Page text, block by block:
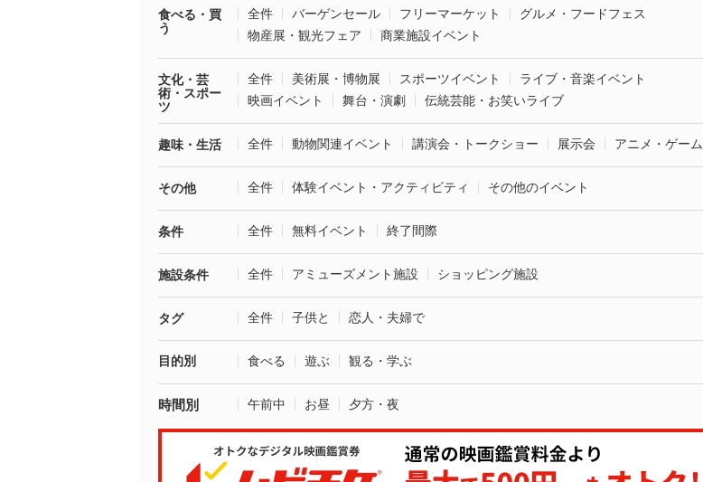
食べる・買
う
全件 バーゲンセール フリーマーケット
グルメ・フードフェス
物産展・観光フェア
商業施設イベント
文化・芸
術・スポー
ツ
全件 美術展・博物展 スポーツイベント
ライブ・音楽イベント
映画イベント
舞台・演劇 伝統芸能・お笑いライブ
趣味・生活 全件 動物関連イベント 講演会・トークショー 展示会 アニメ・ゲーム
その他 全件 体験イベント・アクティビティ その他のイベント
条件 全件 無料イベント 終了間際
施設条件 全件 アミューズメント施設 ショッピング施設
タグ 全件 子供と 恋人・夫婦で
目的別 食べる 遊ぶ 観る・学ぶ
時間別 午前中 お昼 夕方・夜